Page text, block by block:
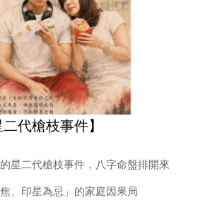
代槍枝事件】
星二代槍枝事件，八字命盤排開來
、印星為忌」的家庭因果局